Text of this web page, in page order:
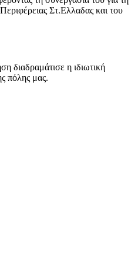
Στ.Ελλαδας και του
διαδραμάτισε η ιδιωτική
πόλης μας.